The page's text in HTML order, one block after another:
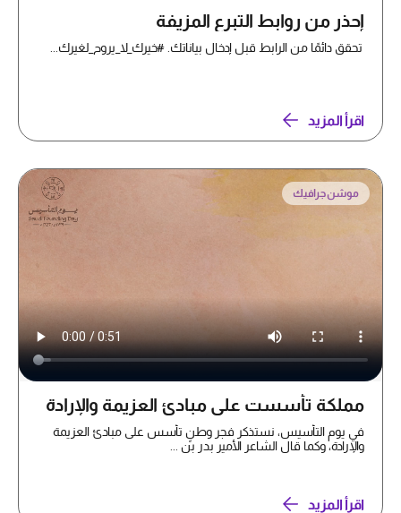
إحذر من روابط التبرع المزيفة
تحقق دائمًا من الرابط قبل إدخال بياناتك. #خيرك_لا_يروح_لغيرك...
اقرأ المزيد
موشن جرافيك
مملكة تأسست على مبادئ العزيمة والإرادة
في يوم التأسيس، نستذكر فجر وطنٍ تأسس على مبادئ العزيمة
والإرادة، وكما قال الشاعر الأمير بدر بن ...
اقرأ المزيد